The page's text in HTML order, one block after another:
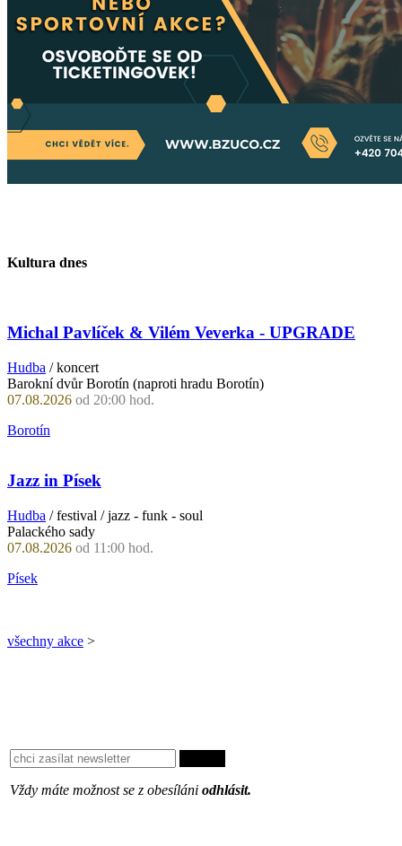
Kultura dnes
Michal Pavlíček & Vilém Veverka - UPGRADE
Hudba / koncert
Barokní dvůr Borotín (naproti hradu Borotín)
07.08.2026 od 20:00 hod.
Borotín
Jazz in Písek
Hudba / festival / jazz - funk - soul
Palackého sady
07.08.2026 od 11:00 hod.
Písek
všechny akce >
Vždy máte možnost se z obesíláni odhlásit.